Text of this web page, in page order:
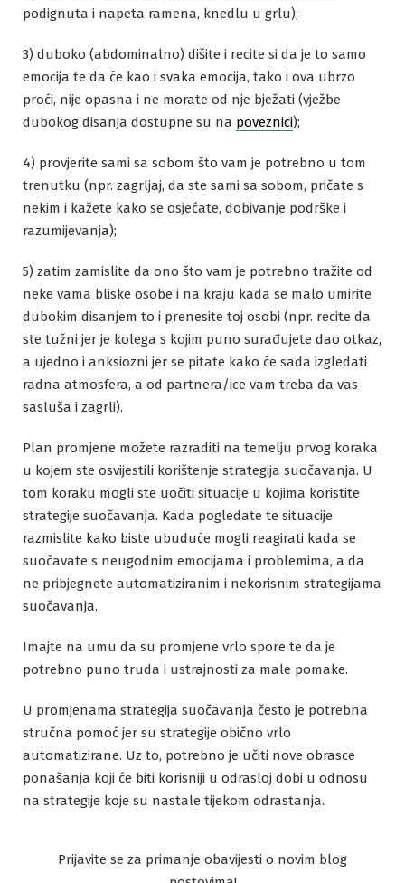
podignuta i napeta ramena, knedlu u grlu);
3) duboko (abdominalno) dišite i recite si da je to samo
emocija te da će kao i svaka emocija, tako i ova ubrzo
proći, nije opasna i ne morate od nje bježati (vježbe
dubokog disanja dostupne su na poveznici);
4) provjerite sami sa sobom što vam je potrebno u tom
trenutku (npr. zagrljaj, da ste sami sa sobom, pričate s
nekim i kažete kako se osjećate, dobivanje podrške i
razumijevanja);
5) zatim zamislite da ono što vam je potrebno tražite od
neke vama bliske osobe i na kraju kada se malo umirite
dubokim disanjem to i prenesite toj osobi (npr. recite da
ste tužni jer je kolega s kojim puno surađujete dao otkaz,
a ujedno i anksiozni jer se pitate kako će sada izgledati
radna atmosfera, a od partnera/ice vam treba da vas
sasluša i zagrli).
Plan promjene možete razraditi na temelju prvog koraka
u kojem ste osvijestili korištenje strategija suočavanja. U
tom koraku mogli ste uočiti situacije u kojima koristite
strategije suočavanja. Kada pogledate te situacije
razmislite kako biste ubuduće mogli reagirati kada se
suočavate s neugodnim emocijama i problemima, a da
ne pribjegnete automatiziranim i nekorisnim strategijama
suočavanja.
Imajte na umu da su promjene vrlo spore te da je
potrebno puno truda i ustrajnosti za male pomake.
U promjenama strategija suočavanja često je potrebna
stručna pomoć jer su strategije obično vrlo
automatizirane. Uz to, potrebno je učiti nove obrasce
ponašanja koji će biti korisniji u odrasloj dobi u odnosu
na strategije koje su nastale tijekom odrastanja.
Prijavite se za primanje obavijesti o novim blog